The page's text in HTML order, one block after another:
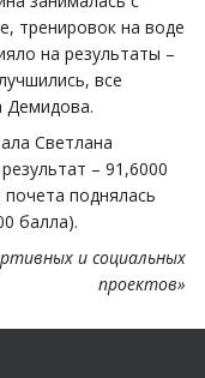
тренировок на воде
на результаты –
все
Демидова.
Светлана
– 91,6000
поднялась
балла).
и социальных
проектов»